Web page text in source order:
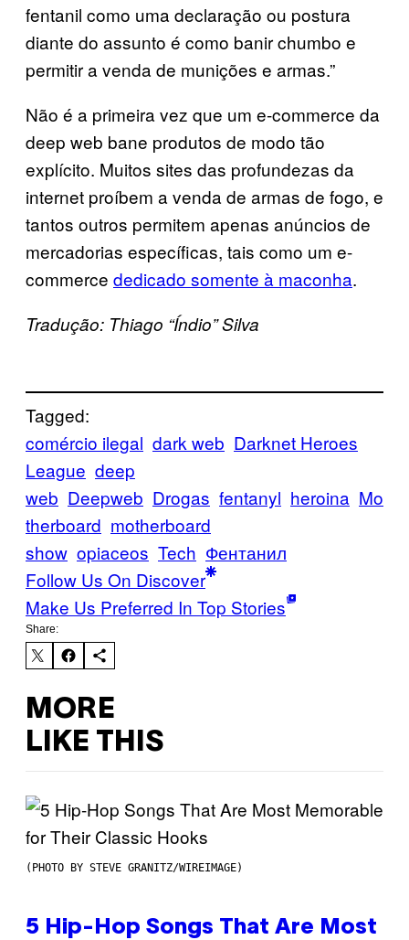
fentanil como uma declaração ou postura
diante do assunto é como banir chumbo e
permitir a venda de munições e armas.”
Não é a primeira vez que um e-commerce da
deep web bane produtos de modo tão
explícito. Muitos sites das profundezas da
internet proíbem a venda de armas de fogo, e
tantos outros permitem apenas anúncios de
mercadorias específicas, tais como um e-
commerce dedicado somente à maconha.
Tradução: Thiago “Índio” Silva
Tagged:
comércio ilegal dark web Darknet Heroes
League deep
web Deepweb Drogas fentanyl heroina Mo
therboard motherboard
show opiaceos Tech Фентанил
Follow Us On Discover
Make Us Preferred In Top Stories
Share:
MORE
LIKE THIS
(PHOTO BY STEVE GRANITZ/WIREIMAGE)
5 Hip-Hop Songs That Are Most